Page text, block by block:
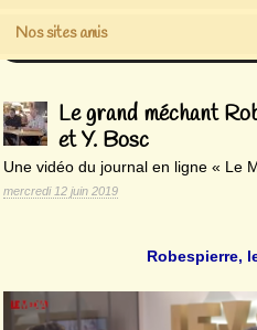
Nos sites amis
Le grand méchant
et Y. Bosc
Une vidéo du journal en ligne « Le
mercredi 12 juin 2019
Robespierre,